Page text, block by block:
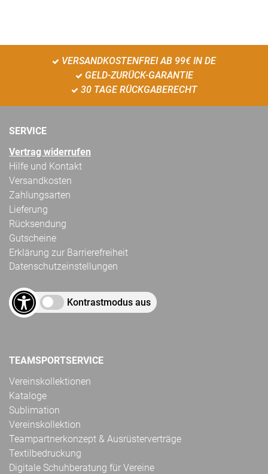
VERSANDKOSTENFREI AB 99€ IN DE
GELD-ZURÜCK-GARANTIE
30 TAGE RÜCKGABERECHT
SERVICE
Vertrag widerrufen
Hilfe und Kontakt
Versandkosten
Zahlungsarten
Lieferung
Rücksendung
Gutscheine
Erklärung zur Barrierefreiheit
Datenschutzeinstellungen
Kontrastmodus aus
TEAMSPORTSERVICE
Vereinskollektionen
Kataloge
Sublimation
Vereinskollektion
Teampartnerkonzept & Ausrüsterverträge
Textilbedruckung
Digitale Schuhberatung für Vereine